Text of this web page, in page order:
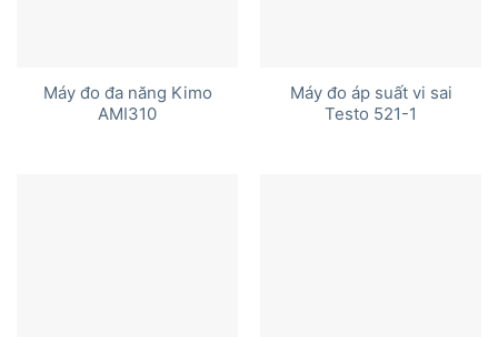
Máy đo đa năng Kimo
AMI310
Máy đo áp suất vi sai
Testo 521-1